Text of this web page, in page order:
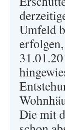
Umfeld
Die mit